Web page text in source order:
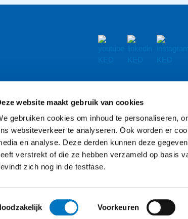
website maakt gebruik van cookies
gebruiken cookies om inhoud te personaliseren,
websiteverkeer te analyseren. Ook worden er
en analyse. Deze derden kunnen deze
verstrekt of die ze hebben verzameld op basis
zich nog in de testfase.
Toestemmingsselectie
Voorkeuren
Cookiesettings
Toegankelijkheid